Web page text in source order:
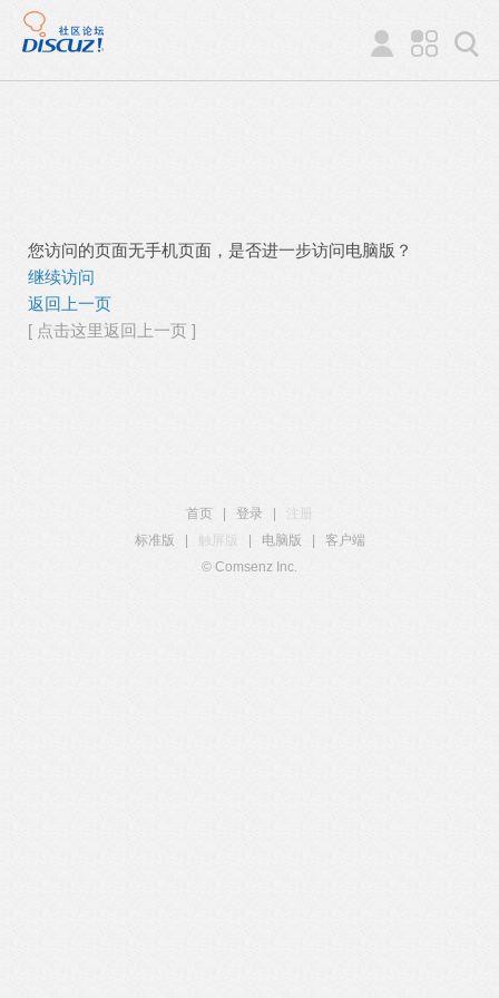
您访问的页面无手机页面，是否进一步访问电脑版？
继续访问
返回上一页
[ 点击这里返回上一页 ]
首页 登录
注册
标准版
触屏版 电脑版
客户端
© Comsenz Inc.